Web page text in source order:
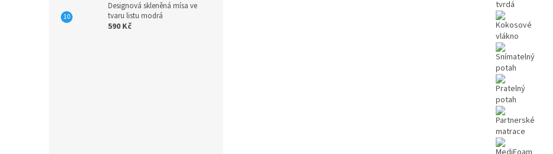
Designová skleněná mísa ve
tvaru listu modrá
590 Kč